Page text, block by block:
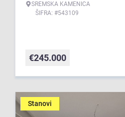
SREMSKA KAMENICA
ŠIFRA: #543109
€245.000
Stanovi